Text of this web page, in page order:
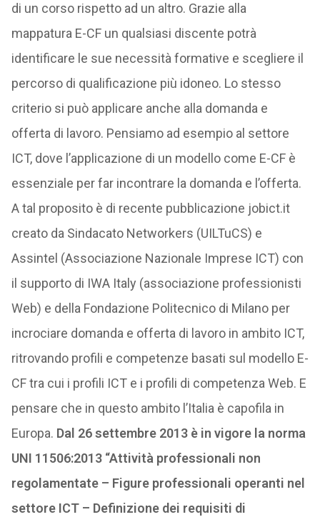
di un corso rispetto ad un altro. Grazie alla
mappatura E-CF un qualsiasi discente potrà
identificare le sue necessità formative e scegliere il
percorso di qualificazione più idoneo. Lo stesso
criterio si può applicare anche alla domanda e
offerta di lavoro. Pensiamo ad esempio al settore
ICT, dove l’applicazione di un modello come E-CF è
essenziale per far incontrare la domanda e l’offerta.
A tal proposito è di recente pubblicazione jobict.it
creato da Sindacato Networkers (UILTuCS) e
Assintel (Associazione Nazionale Imprese ICT) con
il supporto di IWA Italy (associazione professionisti
Web) e della Fondazione Politecnico di Milano per
incrociare domanda e offerta di lavoro in ambito ICT,
ritrovando profili e competenze basati sul modello E-
CF tra cui i profili ICT e i profili di competenza Web. E
pensare che in questo ambito l’Italia è capofila in
Europa. Dal 26 settembre 2013 è in vigore la norma
UNI 11506:2013 “Attività professionali non
regolamentate – Figure professionali operanti nel
settore ICT – Definizione dei requisiti di